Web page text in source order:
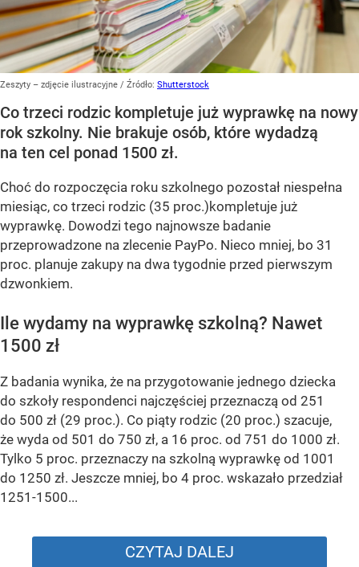
Zeszyty – zdjęcie ilustracyjne / Źródło: Shutterstock
Co trzeci rodzic kompletuje już wyprawkę na nowy
rok szkolny. Nie brakuje osób, które wydadzą
na ten cel ponad 1500 zł.
Choć do rozpoczęcia roku szkolnego pozostał niespełna
miesiąc, co trzeci rodzic (35 proc.)kompletuje już
wyprawkę. Dowodzi tego najnowsze badanie
przeprowadzone na zlecenie PayPo. Nieco mniej, bo 31
proc. planuje zakupy na dwa tygodnie przed pierwszym
dzwonkiem.
Ile wydamy na wyprawkę szkolną? Nawet
1500 zł
Z badania wynika, że na przygotowanie jednego dziecka
do szkoły respondenci najczęściej przeznaczą od 251
do 500 zł (29 proc.). Co piąty rodzic (20 proc.) szacuje,
że wyda od 501 do 750 zł, a 16 proc. od 751 do 1000 zł.
Tylko 5 proc. przeznaczy na szkolną wyprawkę od 1001
do 1250 zł. Jeszcze mniej, bo 4 proc. wskazało przedział
1251-1500...
CZYTAJ DALEJ